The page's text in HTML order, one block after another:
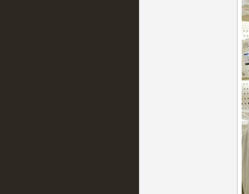
La
desde
Recomendación de la